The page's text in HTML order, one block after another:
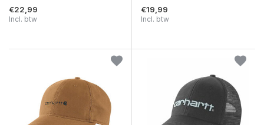
€22,99
Incl. btw
€19,99
Incl. btw